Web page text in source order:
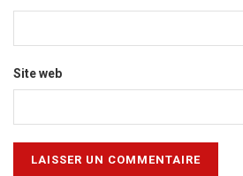
Site web